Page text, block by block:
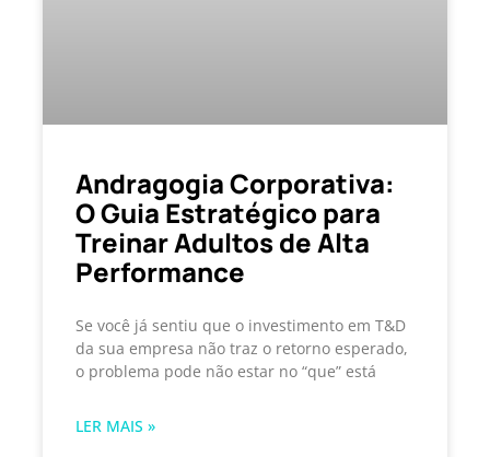
Andragogia Corporativa:
O Guia Estratégico para
Treinar Adultos de Alta
Performance
Se você já sentiu que o investimento em T&D
da sua empresa não traz o retorno esperado,
o problema pode não estar no “que” está
LER MAIS »